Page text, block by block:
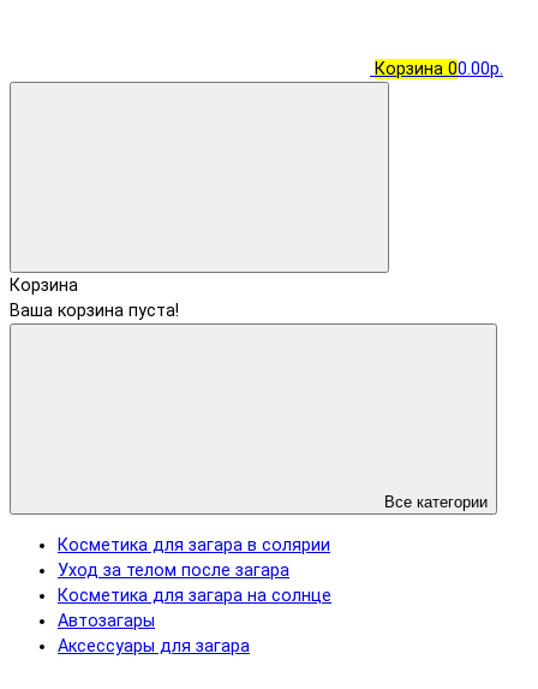
Корзина 00.00р.
Корзина
Ваша корзина пуста!
Все категории
Косметика для загара в солярии
Уход за телом после загара
Косметика для загара на солнце
Автозагары
Аксессуары для загара